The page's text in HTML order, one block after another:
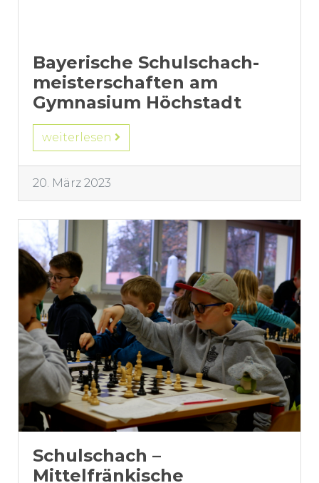
Bayerische Schulschach-
meisterschaften am
Gymnasium Höchstadt
weiterlesen
20. März 2023
Schulschach –
Mittelfränkische